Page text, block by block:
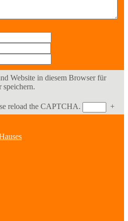
Website in diesem Browser für
speichern.
reload the CAPTCHA.
+